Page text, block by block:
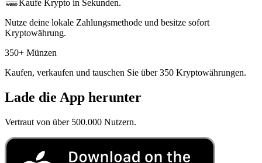
Kaufe Krypto in Sekunden.
Nutze deine lokale Zahlungsmethode und besitze sofort
Kryptowährung.
350+ Münzen
Kaufen, verkaufen und tauschen Sie über 350 Kryptowährungen.
Lade die App herunter
Vertraut von über 500.000 Nutzern.